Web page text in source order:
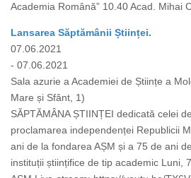
Academia Română” 10.40 Acad. Mihai
Lansarea Săptămânii Științei.
07.06.2021
- 07.06.2021
Sala azurie a Academiei de Științe a
Mare și Sfânt, 1)
SĂPTĂMÂNA ȘTIINȚEI dedicată celei
proclamarea independenței Republicii
ani de la fondarea AȘM și a 75 de ani
instituții științifice de tip academic Luni,